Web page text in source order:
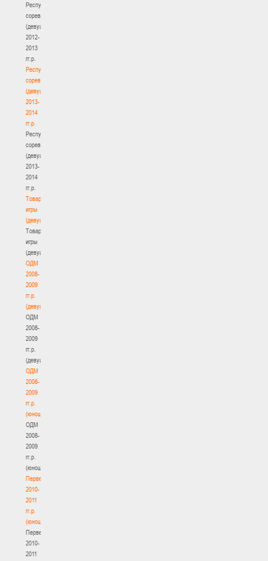
Республиканские
соревнования
(девушки)
2012-
2013
гг.р.
Республиканские
соревнования
(девушки)
2013-
2014
гг.р.
Республиканские
соревнования
(девушки)
2013-
2014
гг.р.
Товарищеские
игры
(девушки)
Товарищеские
игры
(девушки)
ОДМ
2008-
2009
гг.р.
(девушки)
ОДМ
2008-
2009
гг.р.
(девушки)
ОДМ
2008-
2009
гг.р.
(юноши)
ОДМ
2008-
2009
гг.р.
(юноши)
Первенство
2010-
2011
гг.р.
(юноши)
Первенство
2010-
2011